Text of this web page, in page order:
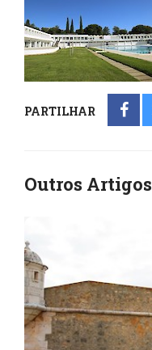
PARTILHAR
Outros Artigos